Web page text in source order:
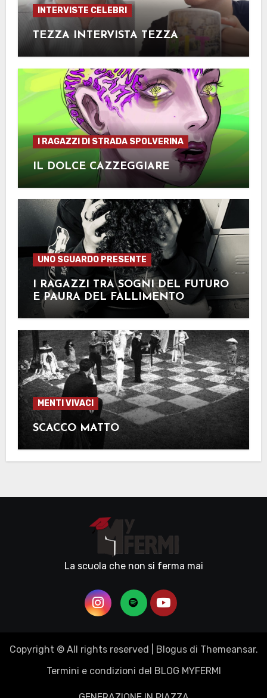
INTERVISTE CELEBRI
TEZZA INTERVISTA TEZZA
I RAGAZZI DI STRADA SPOLVERINA
IL DOLCE CAZZEGGIARE
UNO SGUARDO PRESENTE
I RAGAZZI TRA SOGNI DEL FUTURO
E PAURA DEL FALLIMENTO
MENTI VIVACI
SCACCO MATTO
La scuola che non si ferma mai
Copyright © All rights reserved Blogusdi Themeansar.
Termini e condizioni del BLOG MYFERMI